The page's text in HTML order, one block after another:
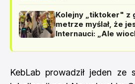
Kolejny „tiktoker" z
metrze myślał, że
Internauci: „Ale
KebLab prowadził jeden ze